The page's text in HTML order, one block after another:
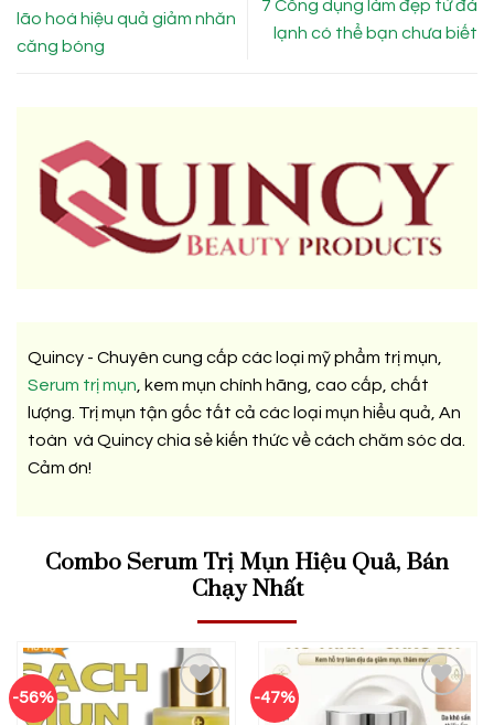
lão hoá hiệu quả giảm nhăn
căng bóng
7 Công dụng làm đẹp từ đá
lạnh có thể bạn chưa biết
Quincy - Chuyên cung cấp các loại mỹ phẩm trị mụn,
Serum trị mụn , kem mụn chính hãng, cao cấp, chất
lượng. Trị mụn tận gốc tất cả các loại mụn hiểu quả, An
toàn và Quincy chia sẻ kiến thức về cách chăm sóc da.
Cảm ơn!
Combo Serum Trị Mụn Hiệu Quả, Bán
Chạy Nhất
-56% -47%